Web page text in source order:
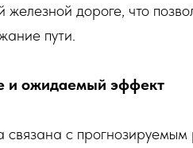
дороге, что
пути.
и ожидаемый эффект
связана с